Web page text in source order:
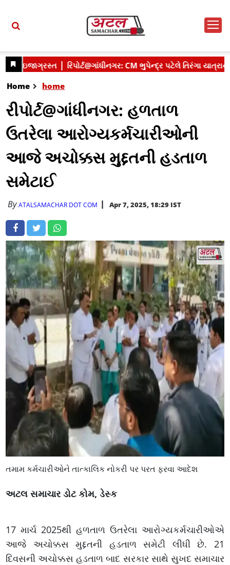
Home home
રીપોર્ટ@ગાંધીનગર: હળતાળ
ઉતરેલા આરોગ્યકર્મચારીઓની
આજે અચોક્કસ મુદ્દતની હડતાળ
સમેટાઈ
ByATALSAMACHAR DOT COM Apr 7, 2025, 18:29 IST
તમામ કર્મચારીઓને તાત્કાલિક નોકરી પર પરત ફરવા આદેશ
અટલ સમાચાર ડોટ કોમ, ડેસ્ક
17 માર્ચ 2025થી હળતાળ ઉતરેલા આરોગ્યકર્મચારીઓએ
આજે અચોક્કસ મુદ્દતની હડતાળ સમેટી લીધી છે. 21
દિવસની અચોક્કસ હડતાળ બાદ સરકાર સાથે સુખદ સમાચાર